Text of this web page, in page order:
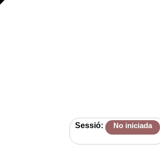
Sessió: No iniciada